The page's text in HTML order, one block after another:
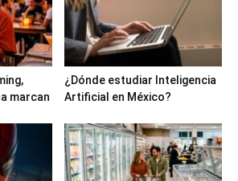
marcan
¿Dónde estudiar Inteligencia
Artificial en México?